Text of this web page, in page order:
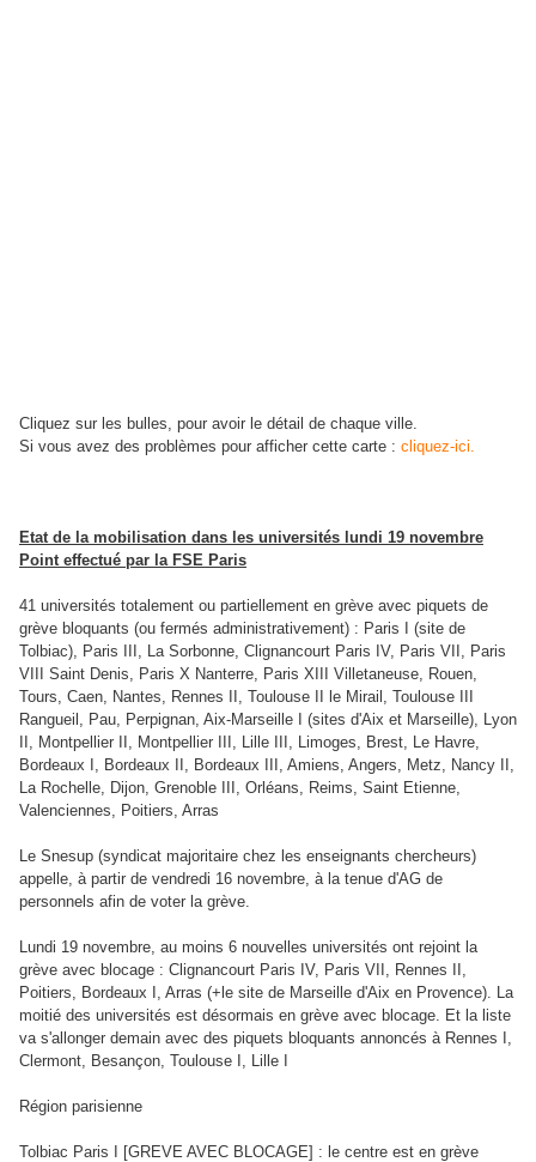
Cliquez sur les bulles, pour avoir le détail de chaque ville.
Si vous avez des problèmes pour afficher cette carte : cliquez-ici.
Etat de la mobilisation dans les universités lundi 19 novembre
Point effectué par la FSE Paris
41 universités totalement ou partiellement en grève avec piquets de
grève bloquants (ou fermés administrativement) : Paris I (site de
Tolbiac), Paris III, La Sorbonne, Clignancourt Paris IV, Paris VII, Paris
VIII Saint Denis, Paris X Nanterre, Paris XIII Villetaneuse, Rouen,
Tours, Caen, Nantes, Rennes II, Toulouse II le Mirail, Toulouse III
Rangueil, Pau, Perpignan, Aix-Marseille I (sites d'Aix et Marseille), Lyon
II, Montpellier II, Montpellier III, Lille III, Limoges, Brest, Le Havre,
Bordeaux I, Bordeaux II, Bordeaux III, Amiens, Angers, Metz, Nancy II,
La Rochelle, Dijon, Grenoble III, Orléans, Reims, Saint Etienne,
Valenciennes, Poitiers, Arras
Le Snesup (syndicat majoritaire chez les enseignants chercheurs)
appelle, à partir de vendredi 16 novembre, à la tenue d'AG de
personnels afin de voter la grève.
Lundi 19 novembre, au moins 6 nouvelles universités ont rejoint la
grève avec blocage : Clignancourt Paris IV, Paris VII, Rennes II,
Poitiers, Bordeaux I, Arras (+le site de Marseille d'Aix en Provence). La
moitié des universités est désormais en grève avec blocage. Et la liste
va s'allonger demain avec des piquets bloquants annoncés à Rennes I,
Clermont, Besançon, Toulouse I, Lille I
Région parisienne
Tolbiac Paris I [GREVE AVEC BLOCAGE] : le centre est en grève